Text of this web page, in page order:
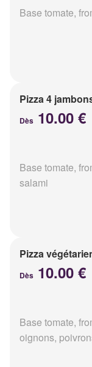
Base tomate,
Pizza 4
Dès 10.00 €
Base tomate,
salami
Pizza
Dès 10.00 €
Base tomate,
oignons,